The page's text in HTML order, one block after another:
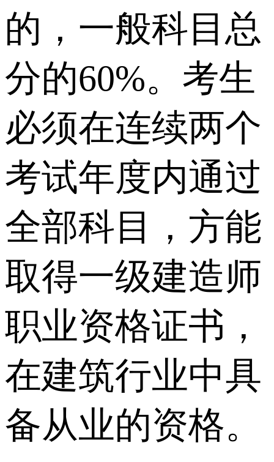
的，一般科目总
分的60%。考生
必须在连续两个
考试年度内通过
全部科目，方能
取得一级建造师
职业资格证书，
在建筑行业中具
备从业的资格。